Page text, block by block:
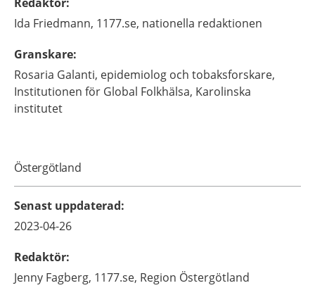
Ida Friedmann, 1177.se, nationella redaktionen
Granskare:
Rosaria Galanti, epidemiolog och tobaksforskare,
Institutionen för Global Folkhälsa, Karolinska
institutet
Östergötland
Senast uppdaterad:
2023-04-26
Redaktör:
Jenny Fagberg, 1177.se, Region Östergötland